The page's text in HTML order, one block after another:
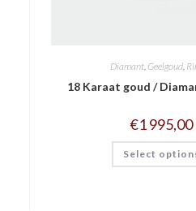
Diamant Geelgoud
18 Karaat goud /
€1 995,00
Select